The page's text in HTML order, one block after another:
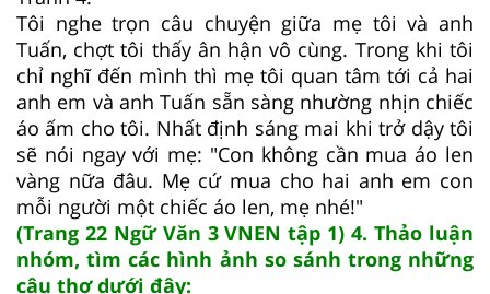
Tôi nghe trọn câu chuyện giữa mẹ tôi và anh
Tuấn, chợt tôi thấy ân hận vô cùng. Trong khi tôi
chỉ nghĩ đến mình thì mẹ tôi quan tâm tới cả hai
anh em và anh Tuấn sẵn sàng nhường nhịn chiếc
áo ấm cho tôi. Nhất định sáng mai khi trở dậy tôi
sẽ nói ngay với mẹ: "Con không cần mua áo len
vàng nữa đâu. Mẹ cứ mua cho hai anh em con
mỗi người một chiếc áo len, mẹ nhé!"
(Trang 22 Ngữ Văn 3 VNEN tập 1) 4. Thảo luận
nhóm, tìm các hình ảnh so sánh trong những
câu thơ dưới đây: